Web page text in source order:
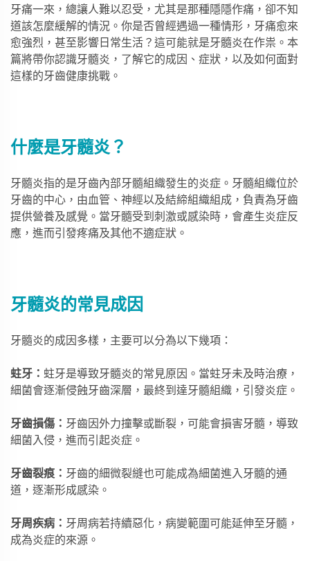
牙痛一來，總讓人難以忍受，尤其是那種隱隱作痛，卻不知
道該怎麼緩解的情況。你是否曾經遇過一種情形，牙痛愈來
愈強烈，甚至影響日常生活？這可能就是牙髓炎在作祟。本
篇將帶你認識牙髓炎，了解它的成因、症狀，以及如何面對
這樣的牙齒健康挑戰。
什麼是牙髓炎？
牙髓炎指的是牙齒內部牙髓組織發生的炎症。牙髓組織位於
牙齒的中心，由血管、神經以及結締組織組成，負責為牙齒
提供營養及感覺。當牙髓受到刺激或感染時，會產生炎症反
應，進而引發疼痛及其他不適症狀。
牙髓炎的常見成因
牙髓炎的成因多樣，主要可以分為以下幾項：
蛀牙： 蛀牙是導致牙髓炎的常見原因。當蛀牙未及時治療，
細菌會逐漸侵蝕牙齒深層，最終到達牙髓組織，引發炎症。
牙齒損傷： 牙齒因外力撞擊或斷裂，可能會損害牙髓，導致
細菌入侵，進而引起炎症。
牙齒裂痕： 牙齒的細微裂縫也可能成為細菌進入牙髓的通
道，逐漸形成感染。
牙周疾病： 牙周病若持續惡化，病變範圍可能延伸至牙髓，
成為炎症的來源。